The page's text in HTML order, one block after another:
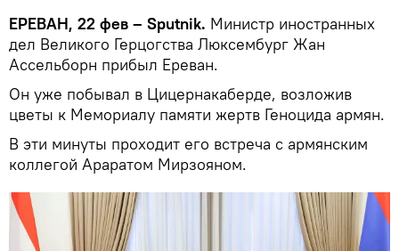
ЕРЕВАН, 22 фев – Sputnik. Министр иностранных
дел Великого Герцогства Люксембург Жан
Ассельборн прибыл Ереван.
Он уже побывал в Цицернакаберде, возложив
цветы к Мемориалу памяти жертв Геноцида армян.
В эти минуты проходит его встреча с армянским
коллегой Араратом Мирзояном.